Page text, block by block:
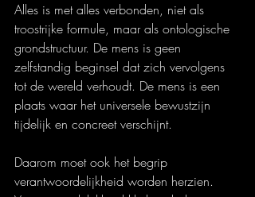
Alles is met alles verbonden, niet als
troostrijke formule, maar als ontologische
grondstructuur. De mens is geen
zelfstandig beginsel dat zich vervolgens
tot de wereld verhoudt. De mens is een
plaats waar het universele bewustzijn
tijdelijk en concreet verschijnt.
Daarom moet ook het begrip
verantwoordelijkheid worden herzien.